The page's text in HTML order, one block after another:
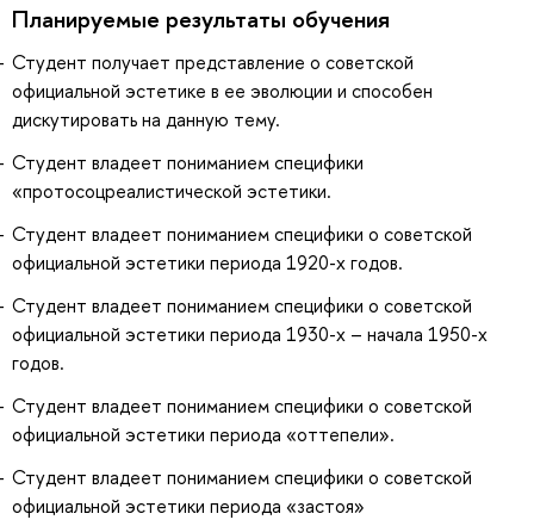
Планируемые результаты обучения
Студент получает представление о советской
официальной эстетике в ее эволюции и способен
дискутировать на данную тему.
Студент владеет пониманием специфики
«протосоцреалистической эстетики.
Студент владеет пониманием специфики о советской
официальной эстетики периода 1920-х годов.
Студент владеет пониманием специфики о советской
официальной эстетики периода 1930-х – начала 1950-х
годов.
Студент владеет пониманием специфики о советской
официальной эстетики периода «оттепели».
Студент владеет пониманием специфики о советской
официальной эстетики периода «застоя»